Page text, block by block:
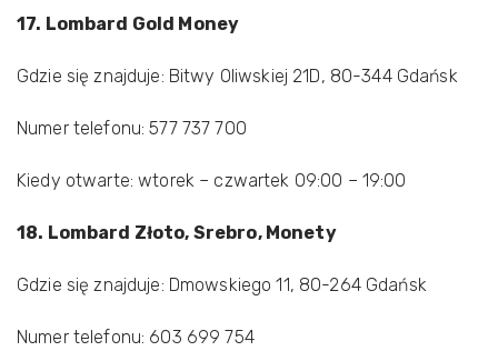
17. Lombard Gold Money
Gdzie się znajduje: Bitwy Oliwskiej 21D, 80-344 Gdańsk
Numer telefonu: 577 737 700
Kiedy otwarte: wtorek – czwartek 09:00 – 19:00
18. Lombard Złoto, Srebro, Monety
Gdzie się znajduje: Dmowskiego 11, 80-264 Gdańsk
Numer telefonu: 603 699 754